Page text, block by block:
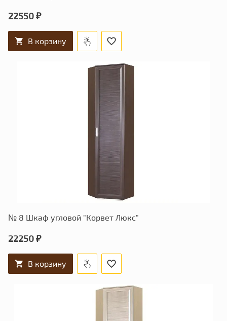
22550 ₽
В корзину
№ 8 Шкаф угловой "Корвет Люкс"
22250 ₽
В корзину